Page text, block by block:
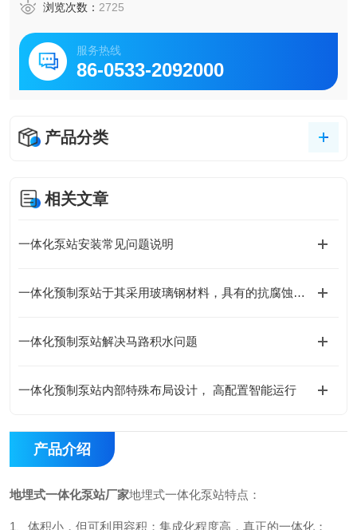
浏览次数： 2725
服务热线
86-0533-2092000
产品分类
相关文章
一体化泵站安装常见问题说明
一体化预制泵站于其采用玻璃钢材料，具有的抗腐蚀性。
一体化预制泵站解决马路积水问题
一体化预制泵站内部特殊布局设计， 高配置智能运行
产品介绍
地埋式一体化泵站厂家地埋式一体化泵站特点：
1、体积小，但可利用容积；集成化程度高，真正的一体化；